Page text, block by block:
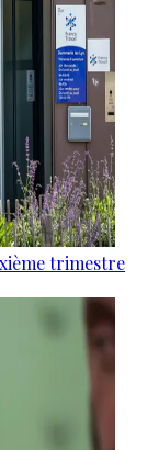
trimestre